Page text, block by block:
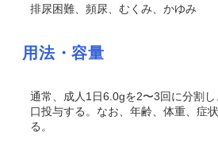
排尿困難、頻尿、むくみ、かゆみ
用法・容量
通常、成人1日6.0gを2〜3回に分割
口投与する。なお、年齢、体重、症
る。